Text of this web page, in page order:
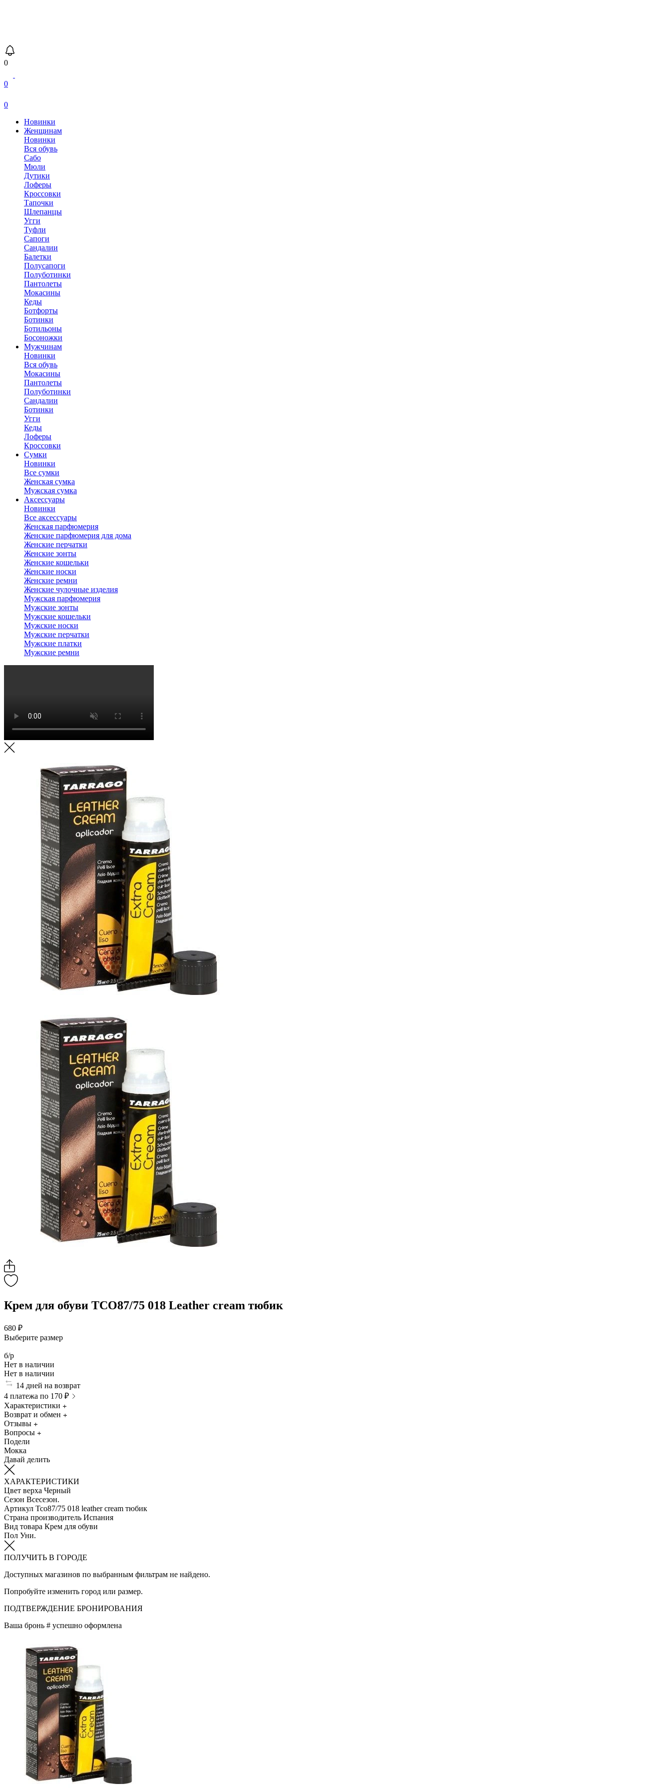
0
0
0
Новинки
Женщинам
Новинки
Вся обувь
Сабо
Мюли
Дутики
Лоферы
Кроссовки
Тапочки
Шлепанцы
Угги
Туфли
Сапоги
Сандалии
Балетки
Полусапоги
Полуботинки
Пантолеты
Мокасины
Кеды
Ботфорты
Ботинки
Ботильоны
Босоножки
Мужчинам
Новинки
Вся обувь
Мокасины
Пантолеты
Полуботинки
Сандалии
Ботинки
Угги
Кеды
Лоферы
Кроссовки
Сумки
Новинки
Все сумки
Женская сумка
Мужская сумка
Аксессуары
Новинки
Все аксессуары
Женская парфюмерия
Женские парфюмерия для дома
Женские перчатки
Женские зонты
Женские кошельки
Женские носки
Женские ремни
Женские чулочные изделия
Мужская парфюмерия
Мужские зонты
Мужские кошельки
Мужские носки
Мужские перчатки
Мужские платки
Мужские ремни
Крем для обуви TCO87/75 018 Leather cream тюбик
680 ₽
Выберите размер
б/р
Нет в наличии
Нет в наличии
14 дней на возврат
4 платежа по 170 ₽
Характеристики
Возврат и обмен
Отзывы
Вопросы
Подели
Мокка
Давай делить
ХАРАКТЕРИСТИКИ
Цвет верха Черный
Сезон Всесезон.
Артикул Tco87/75 018 leather cream тюбик
Страна производитель Испания
Вид товара Крем для обуви
Пол Уни.
ПОЛУЧИТЬ В ГОРОДЕ
Доступных магазинов по выбранным фильтрам не найдено.
Попробуйте изменить город или размер.
ПОДТВЕРЖДЕНИЕ БРОНИРОВАНИЯ
Ваша бронь # успешно оформлена